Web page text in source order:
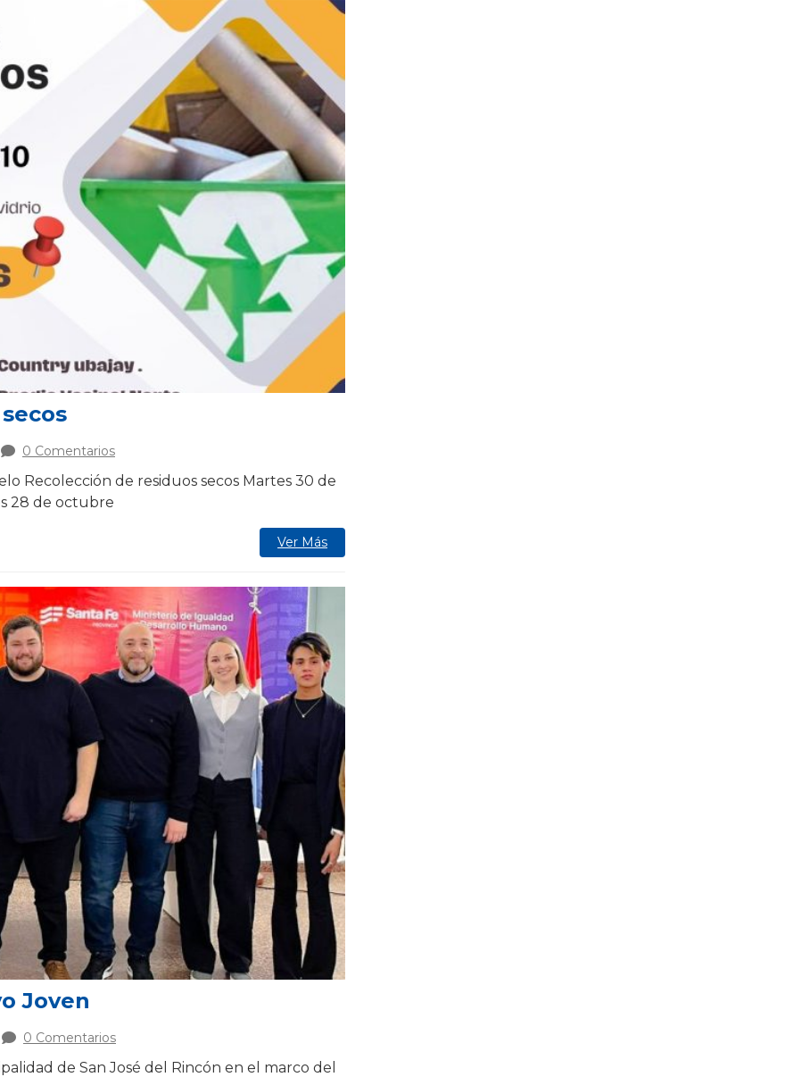
0 Comentarios
Recolección de residuos secos Martes 30 de
28 de octubre
Ver Más
Joven
0 Comentarios
de San José del Rincón en el marco del